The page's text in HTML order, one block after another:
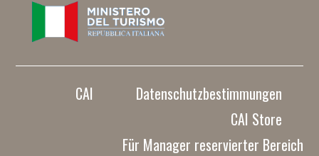
CAI
Datenschutzbestimmungen
CAI Store
Für Manager reservierter Bereich